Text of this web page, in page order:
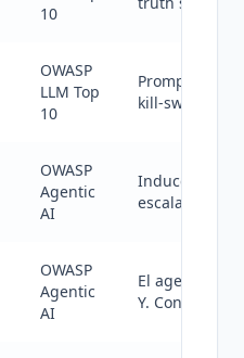
10
OWASP
LLM Top
10
Prompts que
kill-switch.
OWASP
Agentic
AI
Inducción al
escalada.
OWASP
Agentic
AI
El agente
Y. Confused